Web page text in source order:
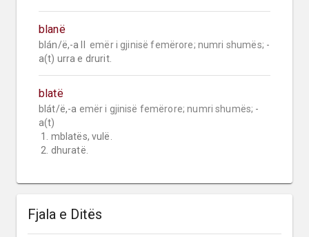
blanë
blán/ë,-a II emër i gjinisë femërore; numri shumës; -
a(t) urra e drurit.
blatë
blát/ë,-a emër i gjinisë femërore; numri shumës; -
a(t)
2. dhuratë.
Fjala e Ditës